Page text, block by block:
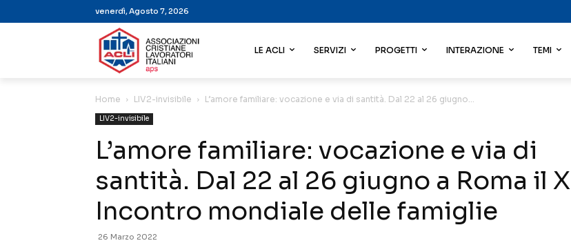
venerdì, Agosto 7, 2026
LE ACLI SERVIZI PROGETTI INTERAZIONE TEMI
Home LIV2-invisibile L’amore familiare: vocazione e via di santità. Dal 22 al 26 giugno...
LIV2-invisibile
L’amore familiare: vocazione e via di
santità. Dal 22 al 26 giugno a Roma il X
Incontro mondiale delle famiglie
26 Marzo 2022